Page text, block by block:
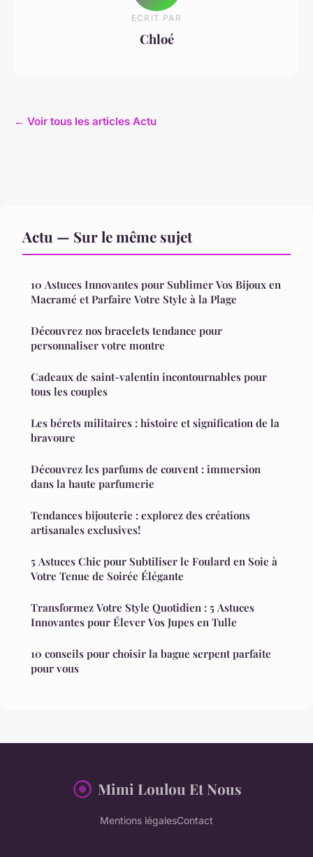
ECRIT PAR
Chloé
← Voir tous les articles Actu
Actu — Sur le même sujet
10 Astuces Innovantes pour Sublimer Vos Bijoux en
Macramé et Parfaire Votre Style à la Plage
Découvrez nos bracelets tendance pour
personnaliser votre montre
Cadeaux de saint-valentin incontournables pour
tous les couples
Les bérets militaires : histoire et signification de la
bravoure
Découvrez les parfums de couvent : immersion
dans la haute parfumerie
Tendances bijouterie : explorez des créations
artisanales exclusives!
5 Astuces Chic pour Subtiliser le Foulard en Soie à
Votre Tenue de Soirée Élégante
Transformez Votre Style Quotidien : 5 Astuces
Innovantes pour Élever Vos Jupes en Tulle
10 conseils pour choisir la bague serpent parfaite
pour vous
Mimi Loulou Et Nous
Mentions légalesContact